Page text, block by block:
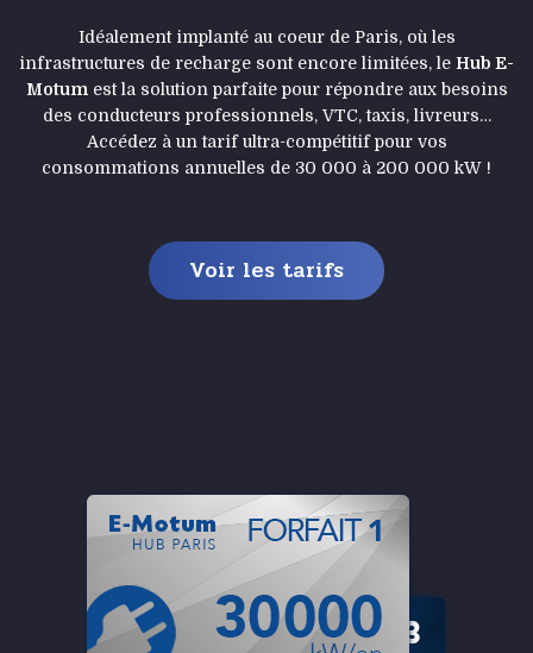
Idéalement implanté au coeur de Paris, où les
infrastructures de recharge sont encore limitées, le Hub E-
Motum est la solution parfaite pour répondre aux besoins
des conducteurs professionnels, VTC, taxis, livreurs…
Accédez à un tarif ultra-compétitif pour vos
consommations annuelles de 30 000 à 200 000 kW !
Voir les tarifs